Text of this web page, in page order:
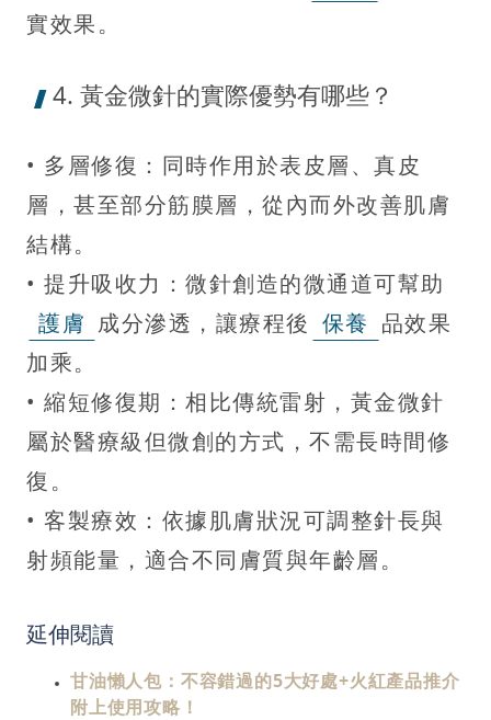
實效果。
4. 黃金微針的實際優勢有哪些？
• 多層修復：同時作用於表皮層、真皮
層，甚至部分筋膜層，從內而外改善肌膚
結構。
• 提升吸收力：微針創造的微通道可幫助
護膚 成分滲透，讓療程後 保養 品效果
加乘。
• 縮短修復期：相比傳統雷射，黃金微針
屬於醫療級但微創的方式，不需長時間修
復。
• 客製療效：依據肌膚狀況可調整針長與
射頻能量，適合不同膚質與年齡層。
延伸閱讀
甘油懶人包：不容錯過的5大好處+火紅產品推介
附上使用攻略！